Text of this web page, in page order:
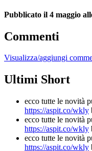
Pubblicato il 4 maggio
Commenti
Visualizza/aggiungi
Ultimi Short
ecco tutte le novità
https://aspit.co/wkly
ecco tutte le novità
https://aspit.co/wkly
ecco tutte le novità
https://aspit.co/wkly